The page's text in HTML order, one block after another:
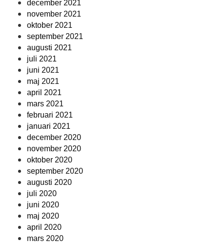
december 2021
november 2021
oktober 2021
september 2021
augusti 2021
juli 2021
juni 2021
maj 2021
april 2021
mars 2021
februari 2021
januari 2021
december 2020
november 2020
oktober 2020
september 2020
augusti 2020
juli 2020
juni 2020
maj 2020
april 2020
mars 2020